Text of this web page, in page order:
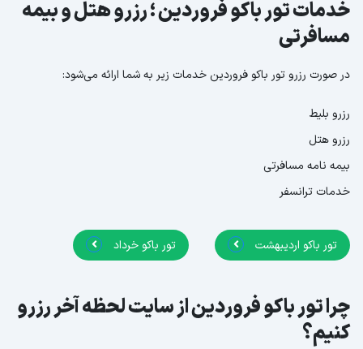
خدمات تور باکو فروردین ؛ رزرو هتل و بیمه
مسافرتی
در صورت رزرو تور باکو فروردین خدمات زیر به شما ارائه می‌شود:
رزرو بلیط
رزرو هتل
بیمه نامه مسافرتی
خدمات ترانسفر
تور باکو اردیبهشت تور باکو خرداد
چرا تور باکو فروردین از سایت لحظه آخر رزرو
کنیم؟